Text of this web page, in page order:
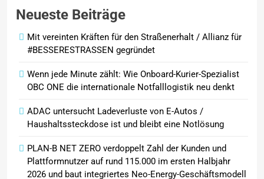
IFA 2026
PKV-Vertrieb im Wandel: Warum
die JP Consulting GmbH keine
Leads mehr verteilt
Neueste Beiträge
Mit vereinten Kräften für den Straßenerhalt / Allianz für
#BESSERESTRASSEN gegründet
Wenn jede Minute zählt: Wie Onboard-Kurier-Spezialist
OBC ONE die internationale Notfalllogistik neu denkt
ADAC untersucht Ladeverluste von E-Autos /
Haushaltssteckdose ist und bleibt eine Notlösung
PLAN-B NET ZERO verdoppelt Zahl der Kunden und
Plattformnutzer auf rund 115.000 im ersten Halbjahr
2026 und baut integriertes Neo-Energy-Geschäftsmodell